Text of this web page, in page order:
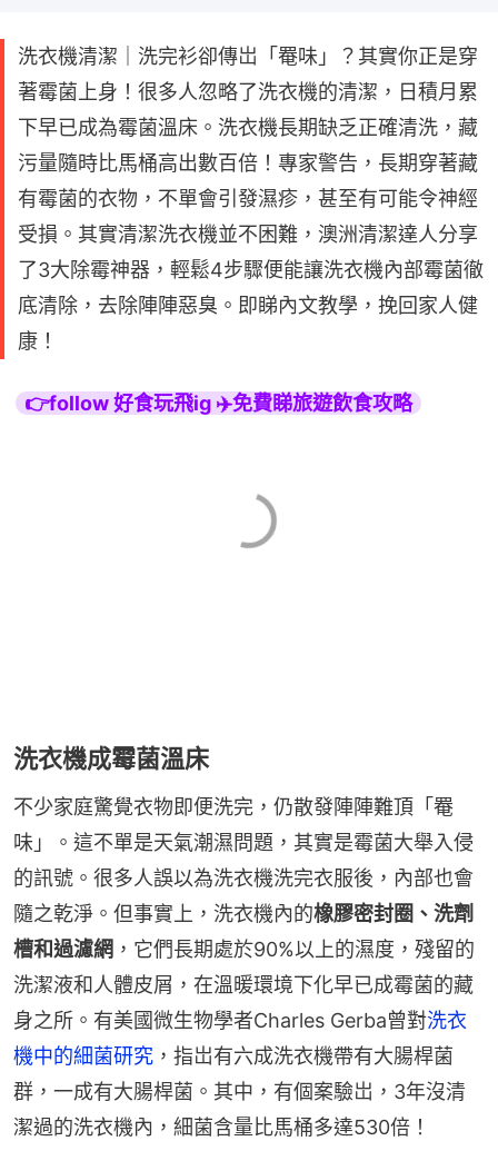
洗衣機清潔｜洗完衫卻傳岀「罨味」？其實你正是穿
著霉菌上身！很多人忽略了洗衣機的清潔，日積月累
下早已成為霉菌溫床。洗衣機長期缺乏正確清洗，藏
污量隨時比馬桶高出數百倍！專家警告，長期穿著藏
有霉菌的衣物，不單會引發濕疹，甚至有可能令神經
受損。其實清潔洗衣機並不困難，澳洲清潔達人分享
了3大除霉神器，輕鬆4步驟便能讓洗衣機內部霉菌徹
底清除，去除陣陣惡臭。即睇內文教學，挽回家人健
康！
👉follow 好食玩飛ig ✈️免費睇旅遊飲食攻略
洗衣機成霉菌溫床
不少家庭驚覺衣物即便洗完，仍散發陣陣難頂「罨
味」。這不單是天氣潮濕問題，其實是霉菌大舉入侵
的訊號。很多人誤以為洗衣機洗完衣服後，內部也會
隨之乾淨。但事實上，洗衣機內的橡膠密封圈、洗劑
槽和過濾網 ，它們長期處於90%以上的濕度，殘留的
洗潔液和人體皮屑，在溫暖環境下化早已成霉菌的藏
身之所。有美國微生物學者Charles Gerba曾對洗衣
機中的細菌研究 ，指岀有六成洗衣機帶有大腸桿菌
群，一成有大腸桿菌。其中，有個案驗岀，3年沒清
潔過的洗衣機內，細菌含量比馬桶多達530倍！